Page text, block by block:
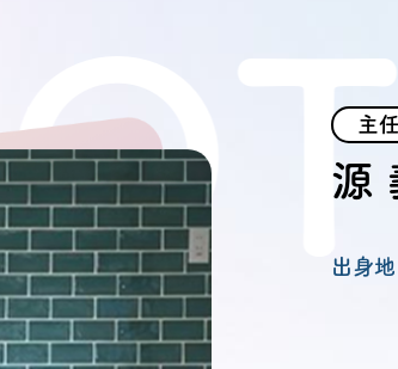
主
源
出身地